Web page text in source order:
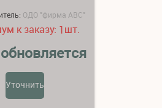
ОДО "фирма АВС"
к заказу: 1шт.
Уточнить